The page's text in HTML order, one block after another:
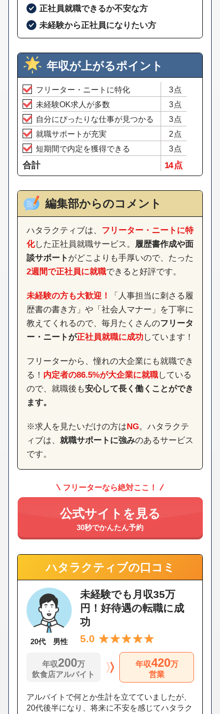
正社員就職できるか不安な方
未経験から正社員になりたい方
年収が上がるポイント
フリーター・ニートに特化
3点
未経験OK求人が多数
3点
自分にぴったりな仕事が見つかる
3点
就職サポートが充実
2点
短期間で内定を獲得できる
3点
合計 14 点
編集部からのコメント
ハタラクティブは、 フリーター・ニートに特
化した正社員就職サービス。 履歴書作成や面
談サポート がどこよりも手厚いので、たった
2週間で正社員に就職できると好評です。
未経験の方も大歓迎！
「人事担当に刺さる履
歴書の書き方」や「社会人マナー」を丁寧に
教えてくれるので、毎月たくさんのフリータ
ー・ニートが正社員就職に成功しています！
フリーターから、憧れの大企業にも就職でき
る！ 内定者の86.5%が大企業に就職している
ので、就職後も安心して長く働くことができ
ます。
※求人を見たいだけの方はNG。ハタラクテ
ィブは、 就職サポートに強みのあるサービス
です。
フリーターなら絶対ここ！
公式サイトを見る
30秒でかんたん予約
ハタラクティブの口コミ
20代 男性
未経験でも月収35万
円！好待遇の転職に成
功
5.0
年収200万
飲食店アルバイト
年収420万
営業
アルバイトで何とか生計を立てていましたが、
20代後半になり、将来に不安を感じてハタラク